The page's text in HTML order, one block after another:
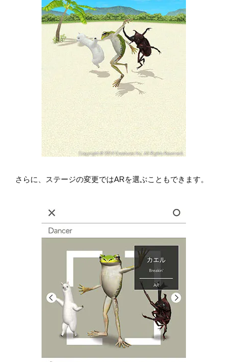
さらに、ステージの変更ではARを選ぶこともできます。